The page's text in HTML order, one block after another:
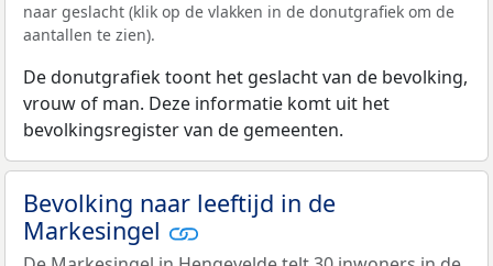
naar geslacht (klik op de vlakken in de donutgrafiek om de
aantallen te zien).
De donutgrafiek toont het geslacht van de bevolking,
vrouw of man. Deze informatie komt uit het
bevolkingsregister van de gemeenten.
Bevolking naar leeftijd in de
Markesingel